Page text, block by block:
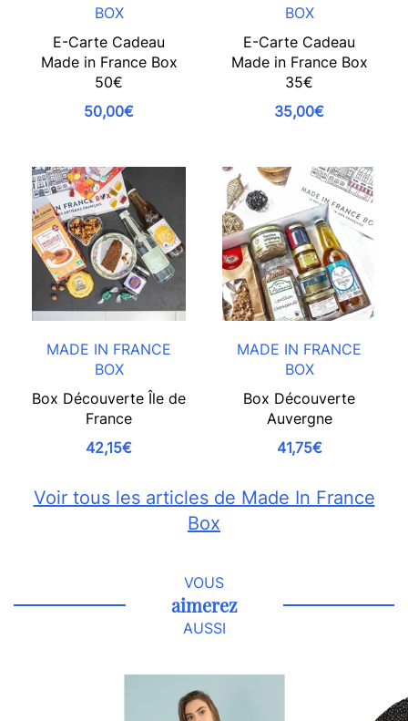
BOX
E-Carte Cadeau
Made in France Box
50€
50,00€
BOX
E-Carte Cadeau
Made in France Box
35€
35,00€
MADE IN FRANCE
BOX
Box Découverte Île de
France
42,15€
MADE IN FRANCE
BOX
Box Découverte
Auvergne
41,75€
Voir tous les articles de Made In France
Box
VOUS
aimerez
AUSSI